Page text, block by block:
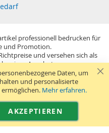
professionell bedrucken für
und Promotion.
und versehen sich als
eines Angebots.
(§14 BGB) im Sinne der
sich netto zzgl. MwSt. USB-
Druckkosten und GEMA.
Kontaktformular
Daten, um
und personalisierte
Mehr erfahren.
AKZEPTIEREN